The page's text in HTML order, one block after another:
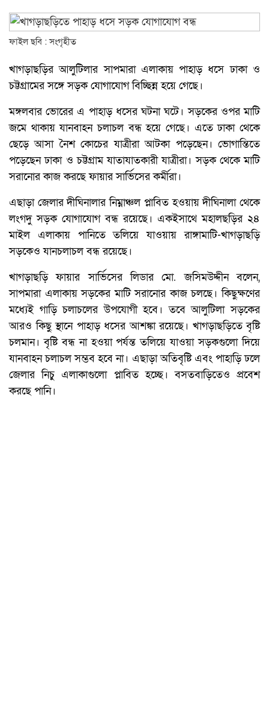
ফাইল ছবি : সংগৃহীত
খাগড়াছড়ির আলুটিলার সাপমারা এলাকায় পাহাড় ধসে ঢাকা ও
চট্টগ্রামের সঙ্গে সড়ক যোগাযোগ বিচ্ছিন্ন হয়ে গেছে।
মঙ্গলবার ভোরের এ পাহাড় ধসের ঘটনা ঘটে। সড়কের ওপর মাটি
জমে থাকায় যানবাহন চলাচল বন্ধ হয়ে গেছে। এতে ঢাকা থেকে
ছেড়ে আসা নৈশ কোচের যাত্রীরা আটকা পড়েছেন। ভোগান্তিতে
পড়েছেন ঢাকা ও চট্টগ্রাম যাতাযাতকারী যাত্রীরা। সড়ক থেকে মাটি
সরানোর কাজ করছে ফায়ার সার্ভিসের কর্মীরা।
এছাড়া জেলার দীঘিনালার নিম্নাঞ্চল প্লাবিত হওয়ায় দীঘিনালা থেকে
লংগদু সড়ক যোগাযোগ বন্ধ রয়েছে। একইসাথে মহালছড়ির ২৪
মাইল এলাকায় পানিতে তলিয়ে যাওয়ায় রাঙ্গামাটি-খাগড়াছড়ি
সড়কেও যানচলাচল বন্ধ রয়েছে।
খাগড়াছড়ি ফায়ার সার্ভিসের লিডার মো. জসিমউদ্দীন বলেন,
সাপমারা এলাকায় সড়কের মাটি সরানোর কাজ চলছে। কিছুক্ষণের
মধ্যেই গাড়ি চলাচলের উপযোগী হবে। তবে আলুটিলা সড়কের
আরও কিছু স্থানে পাহাড় ধসের আশঙ্কা রয়েছে। খাগড়াছড়িতে বৃষ্টি
চলমান। বৃষ্টি বন্ধ না হওয়া পর্যন্ত তলিয়ে যাওয়া সড়কগুলো দিয়ে
যানবাহন চলাচল সম্ভব হবে না। এছাড়া অতিবৃষ্টি এবং পাহাড়ি ঢলে
জেলার নিচু এলাকাগুলো প্লাবিত হচ্ছে। বসতবাড়িতেও প্রবেশ
করছে পানি।